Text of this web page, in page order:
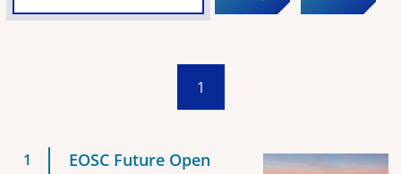
1
EOSC Future Open